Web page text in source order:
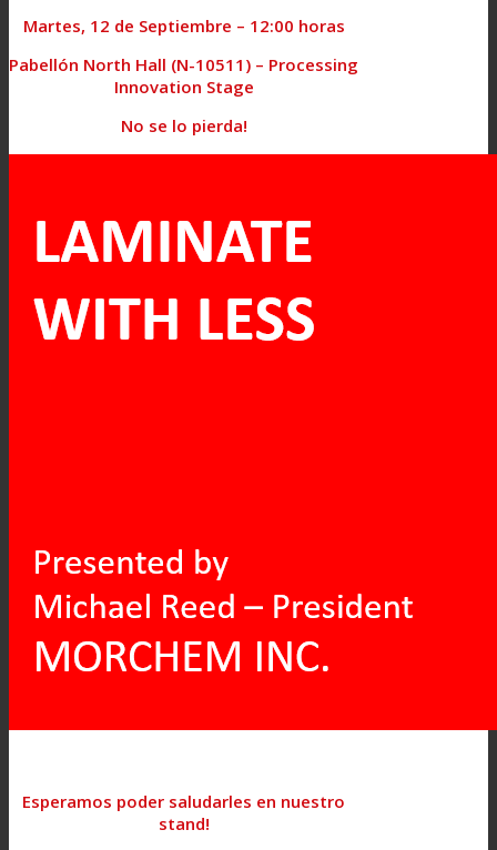
Martes, 12 de Septiembre – 12:00 horas
Pabellón North Hall (N-10511) – Processing
Innovation Stage
No se lo pierda!
Esperamos poder saludarles en nuestro
stand!